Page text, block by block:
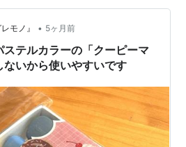
モノ』 • 5ヶ月前
テルカラーの「クーピーマ
いから使いやすいです